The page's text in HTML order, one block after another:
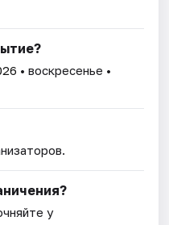
• воскресенье •
у